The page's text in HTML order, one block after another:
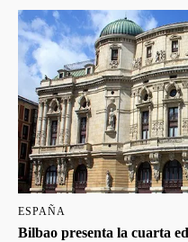
ESPAÑA
Bilbao presenta la cuarta